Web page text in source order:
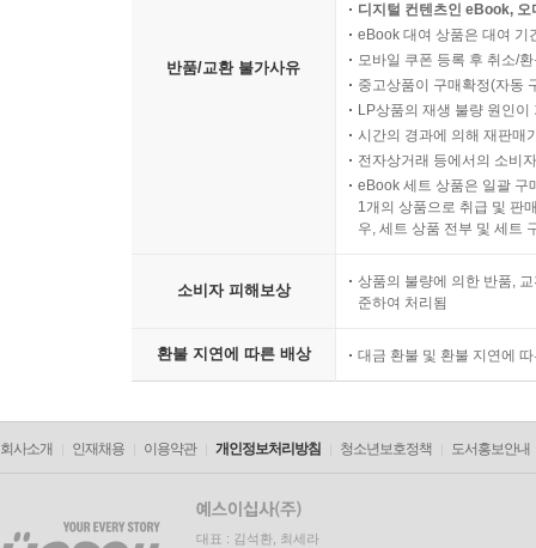
반품/교환 불가사유
디지털 컨텐츠인 eBook,
eBook 대여 상품은 대여 기
모바일 쿠폰 등록 후 취소/
중고상품이 구매확정(자동
LP상품의 재생 불량 원인
시간의 경과에 의해 재판매
전자상거래 등에서의 소비
eBook 세트 상품은 일괄 구
1개의 상품으로 취급 및 판
우, 세트 상품 전부 및 세트
소비자 피해보상
상품의 불량에 의한 반품,
준하여 처리됨
환불 지연에 따른 배상 대금 환불 및 환불 지연에
회사소개 인재채용 이용약관 개인정보처리방침 청소년보호정책 도서홍보안내
대표 : 김석환, 최세라